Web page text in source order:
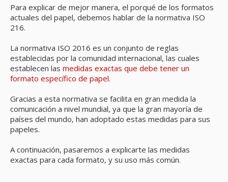
Para explicar de mejor manera, el porqué de los formatos
actuales del papel, debemos hablar de la normativa ISO
216.
La normativa ISO 2016 es un conjunto de reglas
establecidas por la comunidad internacional, las cuales
establecen las medidas exactas que debe tener un
formato específico de papel.
Gracias a esta normativa se facilita en gran medida la
comunicación a nivel mundial, ya que la gran mayoría de
países del mundo, han adoptado estas medidas para sus
papeles.
A continuación, pasaremos a explicarte las medidas
exactas para cada formato, y su uso más común.